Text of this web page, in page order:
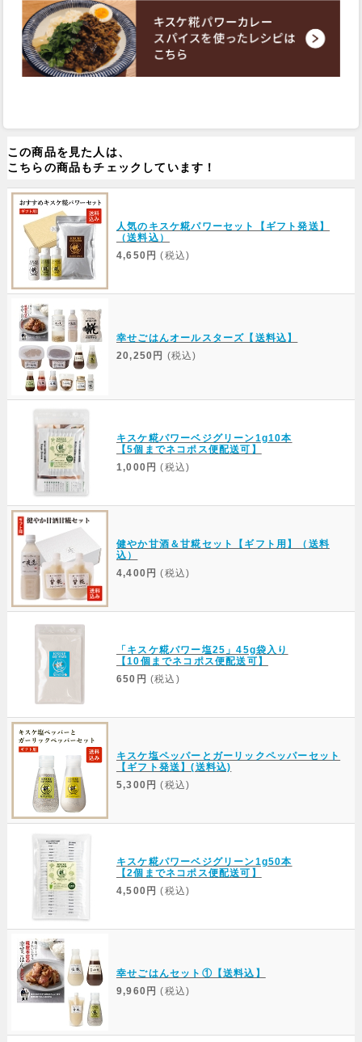
この商品を見た人は、
こちらの商品もチェックしています！
人気のキスケ糀パワーセット【ギフト発送】
（送料込）
4,650円 (税込)
幸せごはんオールスターズ【送料込】
20,250円 (税込)
キスケ糀パワーベジグリーン1g10本
【5個までネコポス便配送可】
1,000円 (税込)
健やか甘酒＆甘糀セット【ギフト用】（送料
込）
4,400円 (税込)
「キスケ糀パワー塩25」45g袋入り
【10個までネコポス便配送可】
650円 (税込)
キスケ塩ペッパーとガーリックペッパーセット
【ギフト発送】(送料込)
5,300円 (税込)
キスケ糀パワーベジグリーン1g50本
【2個までネコポス便配送可】
4,500円 (税込)
幸せごはんセット①【送料込】
9,960円 (税込)